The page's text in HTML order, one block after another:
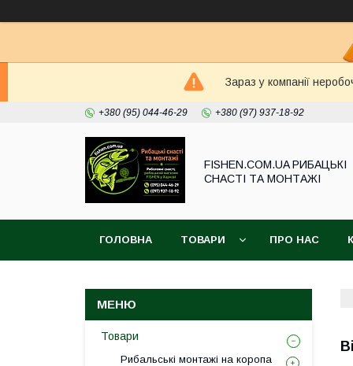
Зараз у компанії
+380 (95) 044-46-29 +380 (97) 937-18-92
FISHEN.COM.UA РИБАЦЬКІ
СНАСТІ ТА МОНТАЖІ
ГОЛОВНА ТОВАРИ ПРО НАС
Товари
Рибальські монтажі на коропа